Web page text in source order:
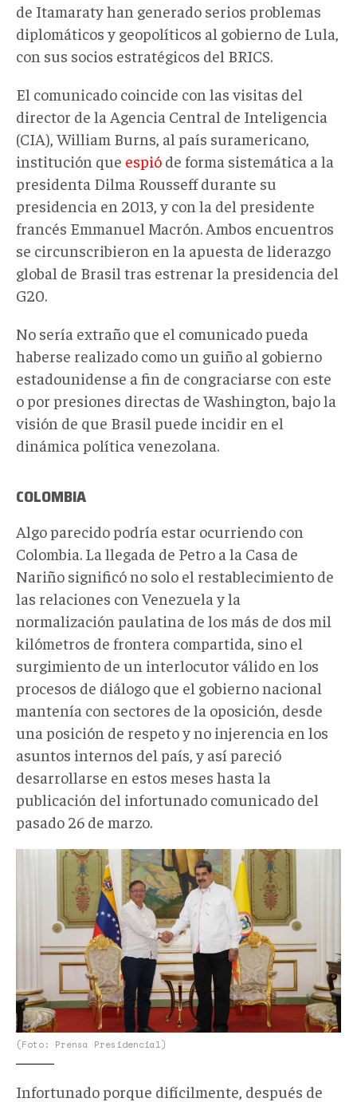
de Itamaraty han generado serios problemas
diplomáticos y geopolíticos al gobierno de Lula,
con sus socios estratégicos del BRICS.
El comunicado coincide con las visitas del
director de la Agencia Central de Inteligencia
(CIA), William Burns, al país suramericano,
institución que espió de forma sistemática a la
presidenta Dilma Rousseff durante su
presidencia en 2013, y con la del presidente
francés Emmanuel Macrón. Ambos encuentros
se circunscribieron en la apuesta de liderazgo
global de Brasil tras estrenar la presidencia del
G20.
No sería extraño que el comunicado pueda
haberse realizado como un guiño al gobierno
estadounidense a fin de congraciarse con este
o por presiones directas de Washington, bajo la
visión de que Brasil puede incidir en el
dinámica política venezolana.
COLOMBIA
Algo parecido podría estar ocurriendo con
Colombia. La llegada de Petro a la Casa de
Nariño significó no solo el restablecimiento de
las relaciones con Venezuela y la
normalización paulatina de los más de dos mil
kilómetros de frontera compartida, sino el
surgimiento de un interlocutor válido en los
procesos de diálogo que el gobierno nacional
mantenía con sectores de la oposición, desde
una posición de respeto y no injerencia en los
asuntos internos del país, y así pareció
desarrollarse en estos meses hasta la
publicación del infortunado comunicado del
pasado 26 de marzo.
Petro-
Maduro-
Venezuela.jpg
(Foto: Prensa Presidencial)
Infortunado porque difícilmente, después de